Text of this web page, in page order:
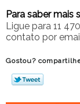
Para saber mais
Ligue para 11
contato por
Gostou?